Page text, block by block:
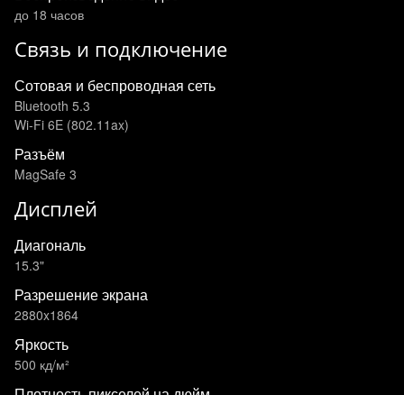
до 18 часов
Связь и подключение
Сотовая и беспроводная сеть
Bluetooth 5.3
Wi-Fi 6E (802.11ax)
Разъём
MagSafe 3
Дисплей
Диагональ
15.3"
Разрешение экрана
2880x1864
Яркость
500 кд/м²